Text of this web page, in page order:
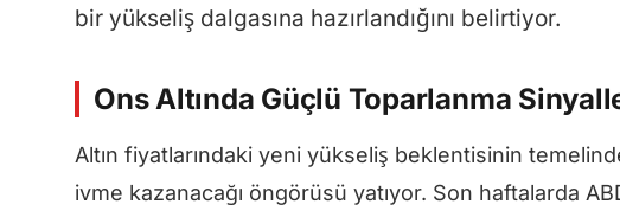
bir yükseliş dalgasına hazırlandığını belirtiyor.
Ons Altında Güçlü Toparlanma
Altın fiyatlarındaki yeni yükseliş beklentisinin
ivme kazanacağı öngörüsü yatıyor. Son haftalarda